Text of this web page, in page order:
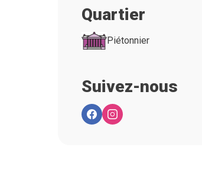
Quartier
Piétonnier
Suivez-nous